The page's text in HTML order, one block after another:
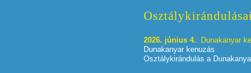
2026. június 4.: Dunakanyar
Dunakanyar kenuzás
Osztálykirándulás a